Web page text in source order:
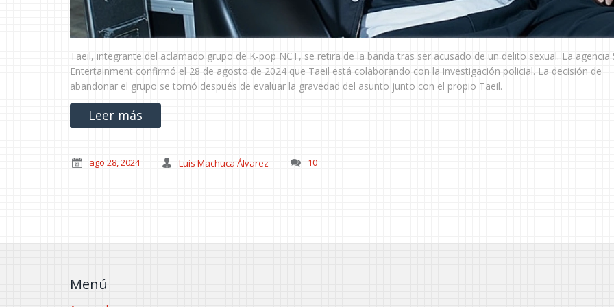
Taeil, integrante del aclamado grupo de K-pop NCT, se retira de la banda tras ser acusado de un delito sexual. La agencia
Entertainment confirmó el 28 de agosto de 2024 que Taeil está colaborando con la investigación policial. La decisión de
abandonar el grupo se tomó después de evaluar la gravedad del asunto junto con el propio Taeil.
Leer más
ago 28, 2024 Luis Machuca Álvarez 10
Menú